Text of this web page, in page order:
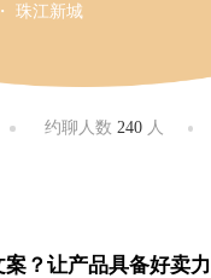
珠江新城
约聊人数 240 人
？让产品具备好卖力